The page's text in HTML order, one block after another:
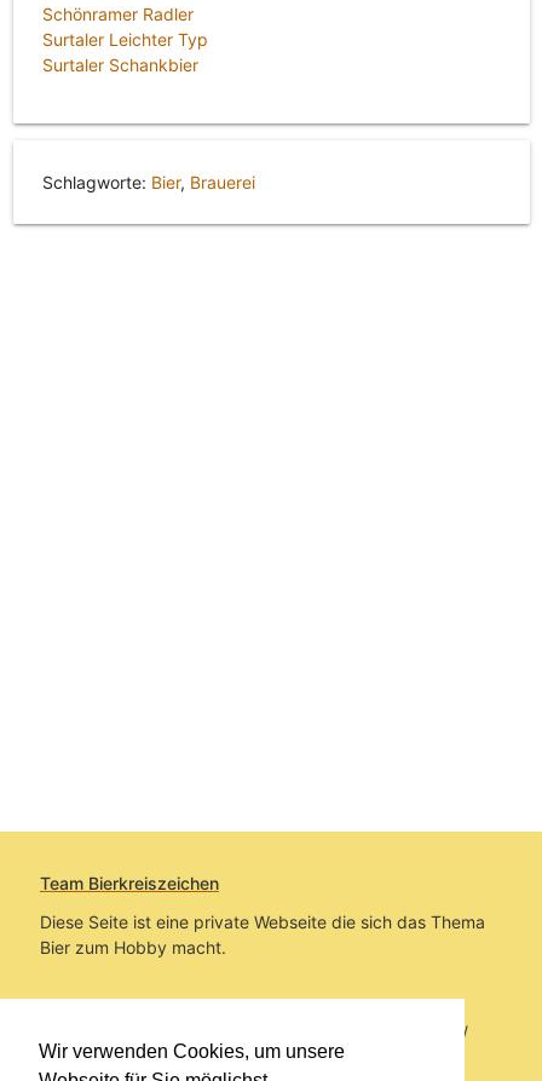
Wir verwenden Cookies, um unsere
Schönramer Radler
Surtaler Leichter Typ
Surtaler Schankbier
Schlagworte: Bier, Brauerei
Team Bierkreiszeichen
Diese Seite ist eine private Webseite die sich das Thema
Bier zum Hobby macht.
Sie befinden sich auf https://www.bierkreiszeichen.at/
im Pfad:Übers Bier/Biersorten